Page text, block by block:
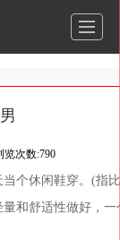
览次数:790
个休闲鞋穿。(指
舒适性做好，一